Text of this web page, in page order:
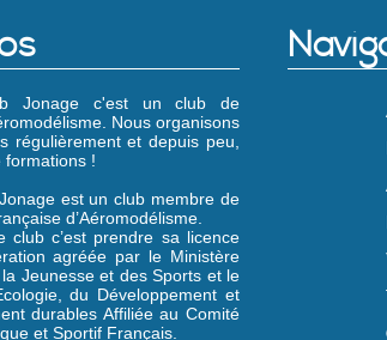
Jonage c'est un club de
Nous organisons
régulièrement et depuis peu,
formations !
est un club membre de
d’Aéromodélisme.
club c’est prendre sa licence
agréée par le Ministère
Jeunesse et des Sports et le
du Développement et
durables Affiliée au Comité
et Sportif Français.